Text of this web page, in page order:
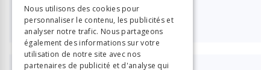
40.00  ITALIAN
Nous utilisons des cookies pour
personnaliser le contenu, les publicités et
analyser notre trafic. Nous partageons
également des informations sur votre
utilisation de notre site avec nos
partenaires de publicité et d'analyse qui